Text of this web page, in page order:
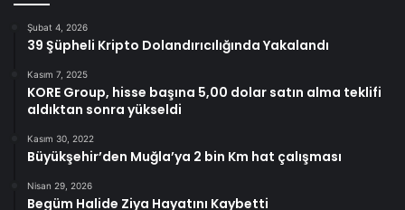
Şubat 4, 2026
39 Şüpheli Kripto Dolandırıcılığında Yakalandı
Kasım 7, 2025
KORE Group, hisse başına 5,00 dolar satın alma teklifi
aldıktan sonra yükseldi
Kasım 30, 2022
Büyükşehir’den Muğla’ya 2 bin Km hat çalışması
Nisan 29, 2026
Begüm Halide Ziya Hayatını Kaybetti